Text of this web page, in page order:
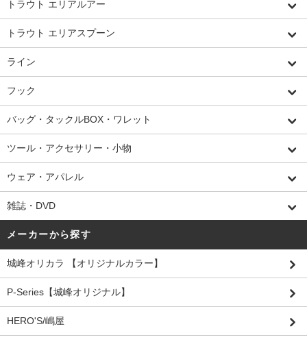
トラウト エリアルアー
トラウト エリアスプーン
ライン
フック
バッグ・タックルBOX・ワレット
ツール・アクセサリー・小物
ウェア・アパレル
雑誌・DVD
メーカーから探す
城峰オリカラ 【オリジナルカラー】
P-Series【城峰オリジナル】
HERO'S/嶋屋